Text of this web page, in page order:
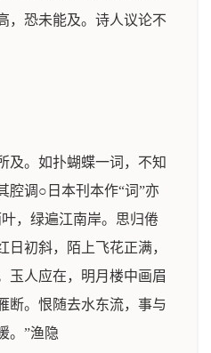
，恐未能及。诗人议论不
。如扑蝴蝶一词，不知
腔调 ○日本刊本作“词”亦
，绿遍江南岸。思归倦
日初斜，陌上飞花正满，
玉人应在，明月楼中画眉
断。恨随去水东流，事与
。”渔隐